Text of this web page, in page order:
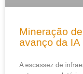
Mineração
avanço da IA
A escassez de